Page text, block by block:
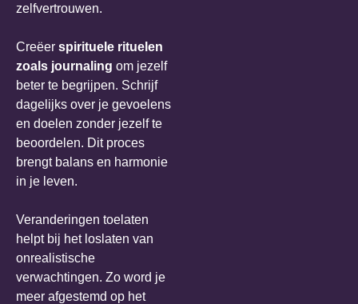
zelfvertrouwen.
Creëer spirituele rituelen
zoals journaling om jezelf
beter te begrijpen. Schrijf
dagelijks over je gevoelens
en doelen zonder jezelf te
beoordelen. Dit proces
brengt balans en harmonie
in je leven.
Veranderingen toelaten
helpt bij het loslaten van
onrealistische
verwachtingen. Zo word je
meer afgestemd op het